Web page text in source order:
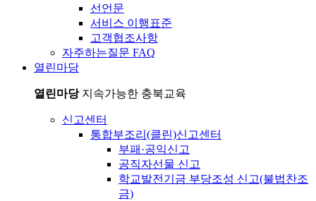
선언문
서비스 이행표준
고객협조사항
자주하는질문 FAQ
열린마당
열린마당 지속가능한 충북교육
신고센터
통합부조리(클린)신고센터
부패·공익신고
공직자선물 신고
학교발전기금 부당조성 신고(불법찬조
금)